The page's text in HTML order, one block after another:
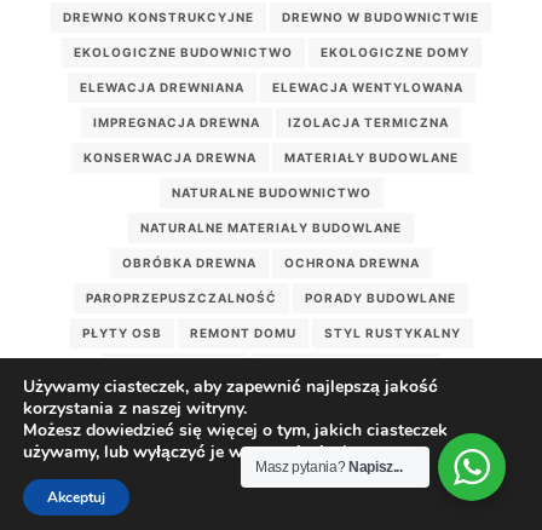
DREWNO KONSTRUKCYJNE DREWNO W BUDOWNICTWIE
EKOLOGICZNE BUDOWNICTWO EKOLOGICZNE DOMY
ELEWACJA DREWNIANA ELEWACJA WENTYLOWANA
IMPREGNACJA DREWNA IZOLACJA TERMICZNA
KONSERWACJA DREWNA MATERIAŁY BUDOWLANE
NATURALNE BUDOWNICTWO
NATURALNE MATERIAŁY BUDOWLANE
OBRÓBKA DREWNA OCHRONA DREWNA
PAROPRZEPUSZCZALNOŚĆ PORADY BUDOWLANE
PŁYTY OSB REMONT DOMU STYL RUSTYKALNY
WILGOĆ W DOMU
ZDROWY DOM DREWNIANY ZDROWY MIKROKLIMAT
ZRÓWNOWAŻONE BUDOWNICTWO
Używamy ciasteczek, aby zapewnić najlepszą jakość
korzystania z naszej witryny.
Możesz dowiedzieć się więcej o tym, jakich ciasteczek
używamy, lub wyłączyć je wustawieniach.
Akceptuj
Masz pytania? Napisz...